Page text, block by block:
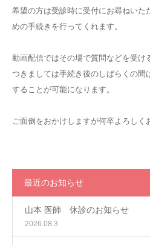
希望の方は受診時に受付にお尋ねいた
めの手続きを行ってくれます。
動画配信ではその場で質問などを受け
つきましては手続き後のしばらくの間
することが可能になります。
ご面倒をおかけしますが何卒よろしく
最近のお知らせ
山本 医師 休診のお知らせ
2026.08.3
その他